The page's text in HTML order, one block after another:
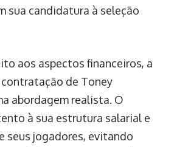
sua candidatura à seleção
aos aspectos financeiros, a
de Toney
abordagem realista. O
à sua estrutura salarial e
seus jogadores, evitando